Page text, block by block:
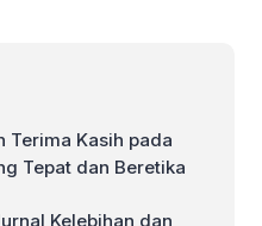
Terima Kasih pada
Tepat dan Beretika
Kelebihan dan